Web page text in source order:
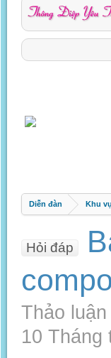
Diễn đàn Khu
Hỏi đáp
Thảo
10 Tháng